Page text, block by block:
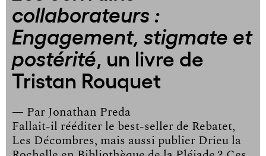
collaborateurs :
Engagement, stigmate et
postérité, un livre de
Tristan Rouquet
— Par Jonathan Preda
Fallait-il rééditer le best-seller de Rebatet,
Les Décombres, mais aussi publier Drieu la